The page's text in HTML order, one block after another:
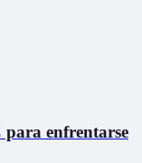
enfrentarse